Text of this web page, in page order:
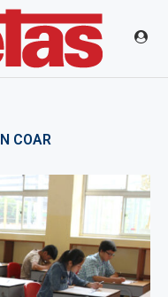
COAR